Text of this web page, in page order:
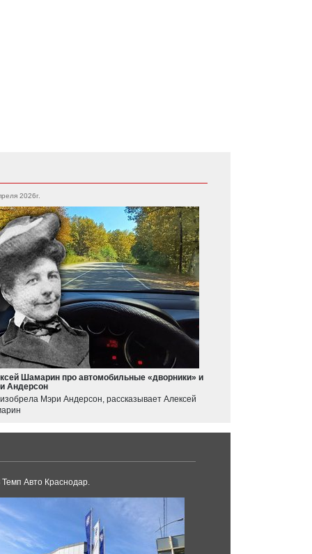
2026г.
Шамарин про автомобильные «дворники» и
Андерсон
Мэри Андерсон, рассказывает Алексей
Темп Авто Краснодар.